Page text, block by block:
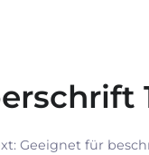
Geeignet für